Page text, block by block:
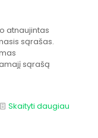
atnaujintas
sąrašas.
sąrašą
Skaityti daugiau